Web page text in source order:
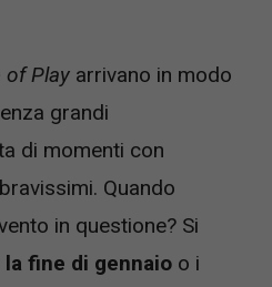
of Play arrivano in modo
grandi
di momenti con
Quando
in questione? Si
la fine di gennaio o i